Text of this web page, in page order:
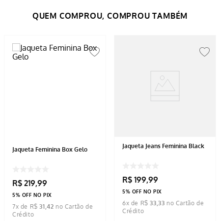
Jaqueta Feminina Box Gelo
R$ 219,99
5% OFF NO PIX
7x de R$ 31,42
Jaqueta Jeans Feminina Black
R$ 199,99
5% OFF NO PIX
6x de R$ 33,33